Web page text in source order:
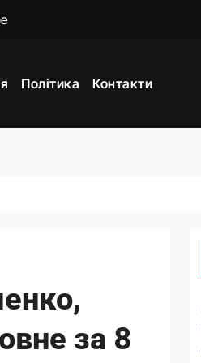
Політика Контакти
за 8